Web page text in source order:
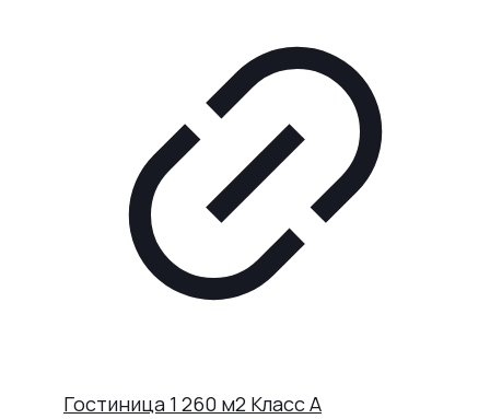
Гостиница 1 260 м2 Класс A